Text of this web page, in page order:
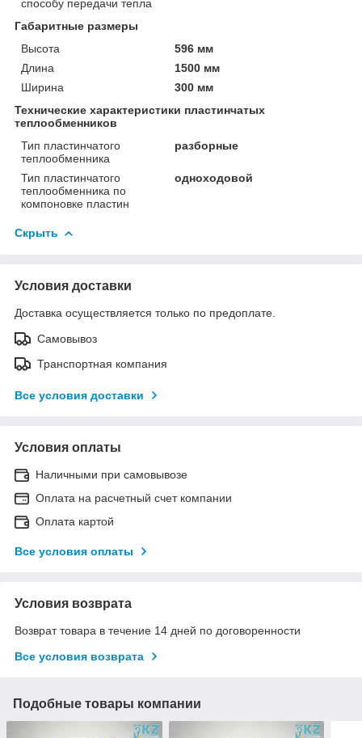
способу передачи тепла
Габаритные размеры
Высота
596 мм
Длина
1500 мм
Ширина
300 мм
Технические характеристики пластинчатых
теплообменников
Тип пластинчатого
теплообменника
разборные
Тип пластинчатого
теплообменника по
компоновке пластин
одноходовой
Скрыть
Условия доставки
Доставка осуществляется только по предоплате.
Самовывоз
Транспортная компания
Все условия доставки
Условия оплаты
Наличными при самовывозе
Оплата на расчетный счет компании
Оплата картой
Все условия оплаты
Условия возврата
Возврат товара в течение 14 дней по договоренности
Все условия возврата
Подобные товары компании